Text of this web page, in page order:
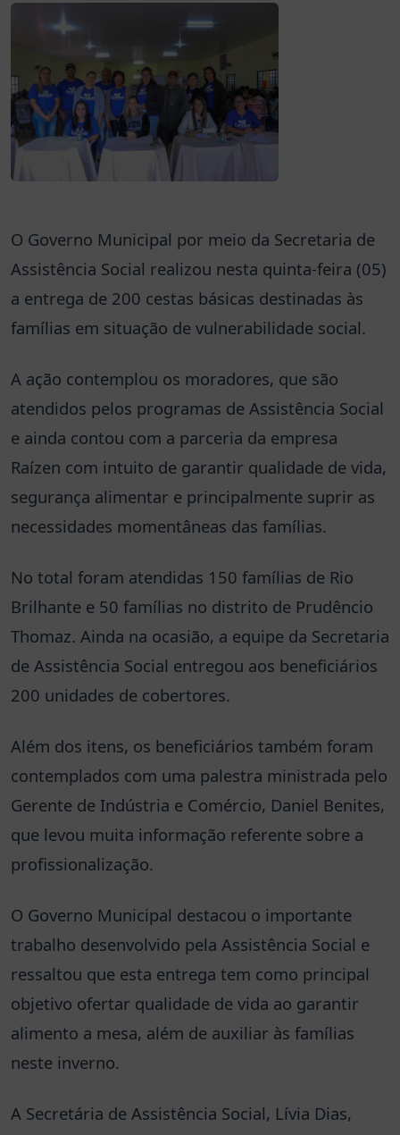
O Governo Municipal por meio da Secretaria de
Assistência Social realizou nesta quinta-feira (05)
a entrega de 200 cestas básicas destinadas às
famílias em situação de vulnerabilidade social.
A ação contemplou os moradores, que são
atendidos pelos programas de Assistência Social
e ainda contou com a parceria da empresa
Raízen com intuito de garantir qualidade de vida,
segurança alimentar e principalmente suprir as
necessidades momentâneas das famílias.
No total foram atendidas 150 famílias de Rio
Brilhante e 50 famílias no distrito de Prudêncio
Thomaz. Ainda na ocasião, a equipe da Secretaria
de Assistência Social entregou aos beneficiários
200 unidades de cobertores.
Além dos itens, os beneficiários também foram
contemplados com uma palestra ministrada pelo
Gerente de Indústria e Comércio, Daniel Benites,
que levou muita informação referente sobre a
profissionalização.
O Governo Municipal destacou o importante
trabalho desenvolvido pela Assistência Social e
ressaltou que esta entrega tem como principal
objetivo ofertar qualidade de vida ao garantir
alimento a mesa, além de auxiliar às famílias
neste inverno.
A Secretária de Assistência Social, Lívia Dias,